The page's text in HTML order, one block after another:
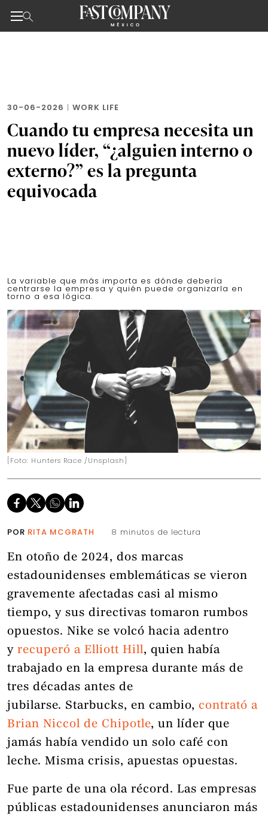
30-06-2026 | WORK LIFE
Cuando tu empresa necesita un
nuevo líder, “¿alguien interno o
externo?” es la pregunta
equivocada
La variable que más importa es dónde debería
centrarse la empresa y quién puede organizarla en
torno a esa lógica.
[Foto: Hunters Race /Unsplash]
POR RITA MCGRATH 8 minutos de lectura
En otoño de 2024, dos marcas
estadounidenses emblemáticas se vieron
gravemente afectadas casi al mismo
tiempo, y sus directivas tomaron rumbos
opuestos. Nike se volcó hacia adentro
y recuperó a Elliott Hill, quien había
trabajado en la empresa durante más de
tres décadas antes de
jubilarse. Starbucks, en cambio, contrató a
Brian Niccol de Chipotle, un líder que
jamás había vendido un solo café con
leche. Misma crisis, apuestas opuestas.
Fue parte de una ola récord. Las empresas
públicas estadounidenses anunciaron más